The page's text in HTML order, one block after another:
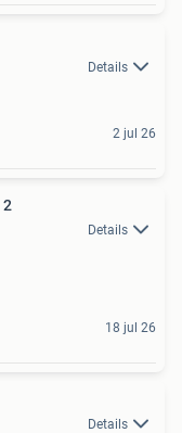
Details
2 jul 26
2
Details
18 jul 26
Details